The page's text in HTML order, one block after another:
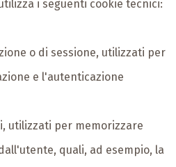
i seguenti cookie tecnici:
o di sessione, utilizzati per
e l'autenticazione
utilizzati per memorizzare
quali, ad esempio, la